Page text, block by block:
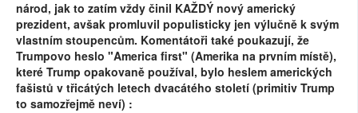
národ, jak to zatím vždy činil KAŽDÝ nový americký
prezident, avšak promluvil populisticky jen výlučně k svým
vlastním stoupencům. Komentátoři také poukazují, že
Trumpovo heslo "America first" (Amerika na prvním místě),
které Trump opakovaně používal, bylo heslem amerických
fašistů v třicátých letech dvacátého století (primitiv Trump
to samozřejmě neví) :